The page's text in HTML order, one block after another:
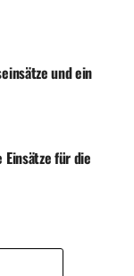
Zeugen
und ein
Einsätze für die